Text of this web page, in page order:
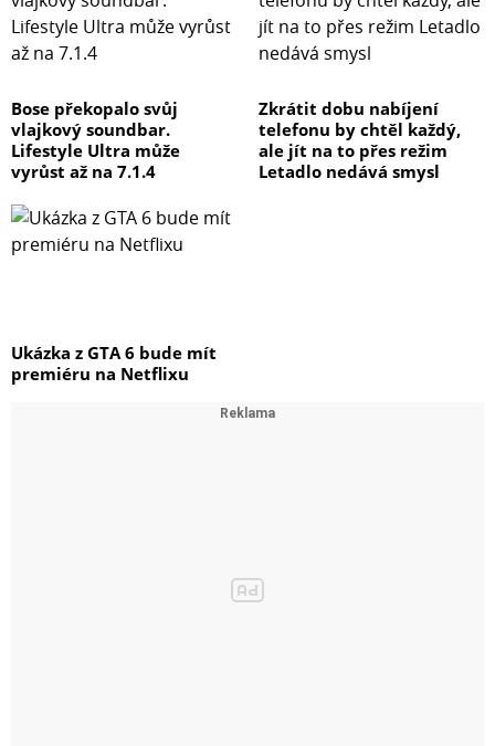
Bose překopalo svůj
vlajkový soundbar.
Lifestyle Ultra může
vyrůst až na 7.1.4
Zkrátit dobu nabíjení
telefonu by chtěl každý,
ale jít na to přes režim
Letadlo nedává smysl
Ukázka z GTA 6 bude mít
premiéru na Netflixu